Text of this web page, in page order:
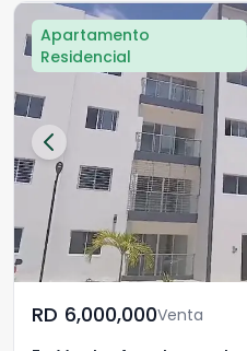
Apartamento
Residencial
RD	6,000,000Venta